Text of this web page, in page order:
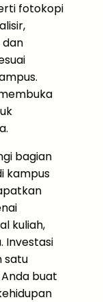
fotokopi
dan
bagian
kampus
kuliah,
Investasi
satu
buat